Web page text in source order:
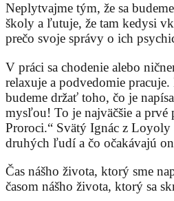
Neplytvajme tým, že sa
školy a ľutuje, že tam kedysi
prečo svoje správy o ich
V práci sa chodenie alebo
relaxuje a podvedomie
budeme držať toho, čo je
mysľou! To je najväčšie a prvé
Proroci.“ Svätý Ignác z Loyoly
druhých ľudí a čo očakávajú
Čas nášho života, ktorý sme
časom nášho života, ktorý sa